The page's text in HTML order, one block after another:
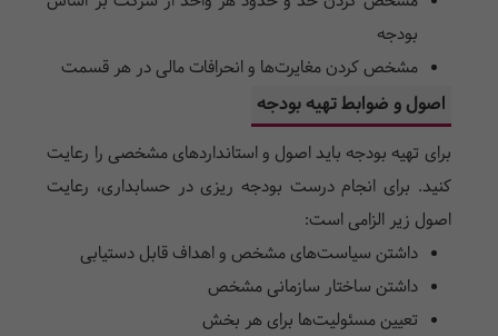
بودجه
مشخص کردن مغایرت‌ها و انحرافات مالی در هر قسمت
اصول و ضوابط تهیه بودجه
برای تهیه بودجه باید اصول و استاندارد‌های مشخصی را رعایت
کنید. برای انجام درست بودجه ریزی در حسابداری، رعایت
اصول زیر الزامی است:
داشتن سیاست‌های مشخص و اهداف قابل دستیابی
داشتن ساختار سازمانی مشخص
تعیین مسئولیت‌ها برای هر بخش